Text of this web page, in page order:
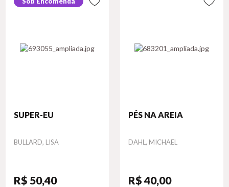
SUPER-EU
Autor
BULLARD, LISA
R$ 50,40
PÉS NA AREIA
Autor
DAHL, MICHAEL
R$ 40,00